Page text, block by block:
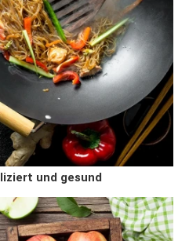
und gesund